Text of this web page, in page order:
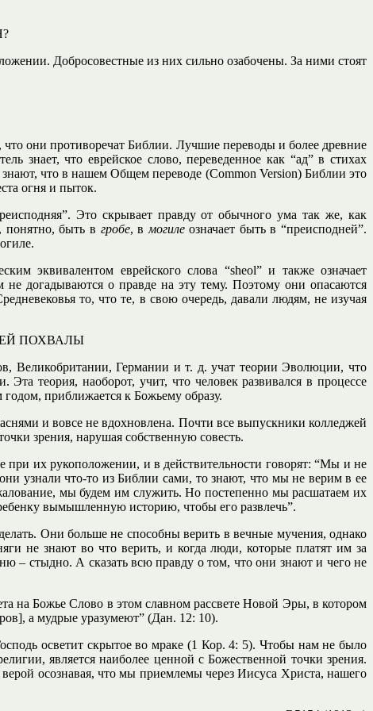
Добросовестные из них сильно озабочены. За ними стоят
они противоречат Библии. Лучшие переводы и более древние
знает, что еврейское слово, переведенное как “ад” в стихах
что в нашем Общем переводе (Common Version) Библии это
огня и пыток.
Это скрывает правду от обычного ума так же, как
понятно, быть в гробе, в могилеозначает быть в “преисподней”.
эквивалентом еврейского слова “sheol” и также означает
догадываются о правде на эту тему. Поэтому они опасаются
то, что те, в свою очередь, давали людям, не изучая
ПОХВАЛЫ
Великобритании, Германии и т. д. учат теории Эволюции, что
Эта теория, наоборот, учит, что человек развивался в процессе
приближается к Божьему образу.
и вовсе не вдохновлена. Почти все выпускники колледжей
зрения, нарушая собственную совесть.
их рукоположении, и в действительности говорят: “Мы и не
узнали что-то из Библии сами, то знают, что мы не верим в ее
мы будем им служить. Но постепенно мы расшатаем их
вымышленную историю, чтобы его развлечь”.
Они больше не способны верить в вечные мучения, однако
не знают во что верить, и когда люди, которые платят им за
– стыдно. А сказать всю правду о том, что они знают и чего не
на Божье Слово в этом славном рассвете Новой Эры, в котором
а мудрые уразумеют” (Дан. 12: 10).
осветит скрытое во мраке (1 Кор. 4: 5). Чтобы нам не было
является наиболее ценной с Божественной точки зрения.
осознавая, что мы приемлемы через Иисуса Христа, нашего